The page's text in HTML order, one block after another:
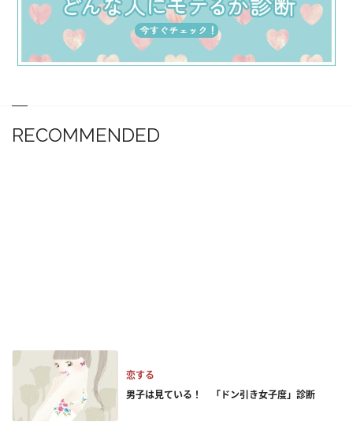
RECOMMENDED
恋する
男子は見ている！ 「ドン引き女子度」診断